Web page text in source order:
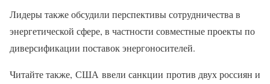
Лидеры также обсудили перспективы сотрудничества в
энергетической сфере, в частности совместные проекты по
диверсификации поставок энергоносителей.
Читайте также, США ввели санкции против двух россиян и